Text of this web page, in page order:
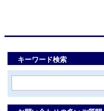
キーワード検索